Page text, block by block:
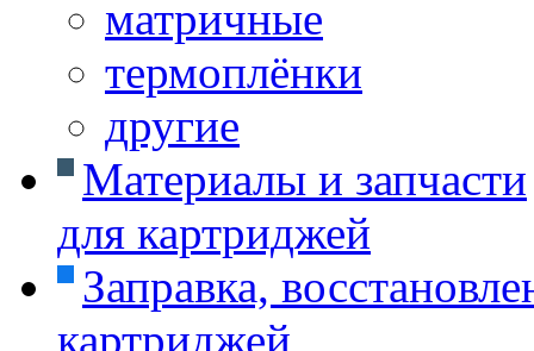
матричные
термоплёнки
другие
Материалы и запчасти
для картриджей
Заправка,
картриджей